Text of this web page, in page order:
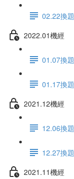
02.22換題
2022.01機經
01.07換題
01.17換題
2021.12機經
12.06換題
12.27換題
2021.11機經